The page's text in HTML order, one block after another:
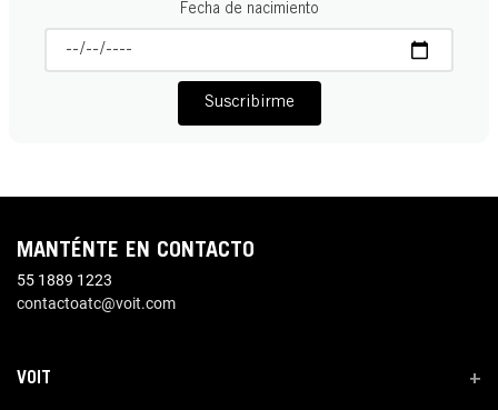
Fecha de nacimiento
Suscribirme
MANTÉNTE EN CONTACTO
55 1889 1223
contactoatc@voit.com
VOIT +